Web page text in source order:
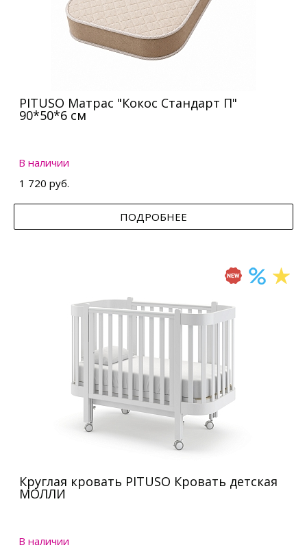
PITUSO Матрас "Кокос Стандарт П"
90*50*6 см
В наличии
1 720 руб.
ПОДРОБНЕЕ
Круглая кровать PITUSO Кровать детская
МОЛЛИ
В наличии